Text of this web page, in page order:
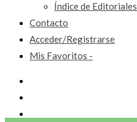
Índice de Editoriales
Contacto
Acceder/Registrarse
Mis Favoritos -